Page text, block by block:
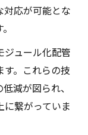
対応が可能とな
ジュール化配管
。これらの技
減が図られ、
繋がっていま